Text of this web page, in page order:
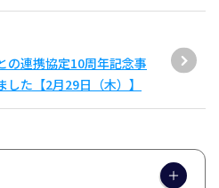
の連携協定10周年記念事
た【2月29日（木）】